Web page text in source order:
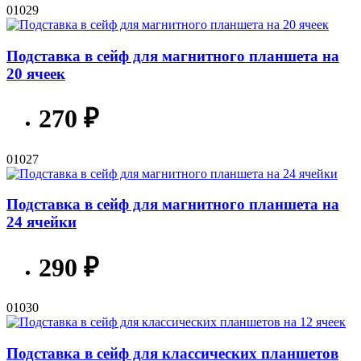
01029
Подставка в сейф для магнитного планшета на
20 ячеек
270 ₽
01027
Подставка в сейф для магнитного планшета на
24 ячейки
290 ₽
01030
Подставка в сейф для классических планшетов